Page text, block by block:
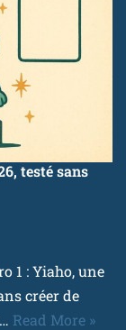
testé sans
1 : Yiaho, une
créer de
Read More »